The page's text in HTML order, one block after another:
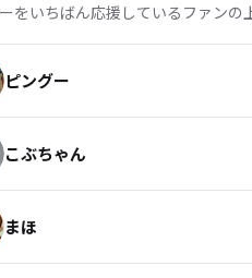
をいちばん応援しているファンの
ピングー
こぶちゃん
まほ